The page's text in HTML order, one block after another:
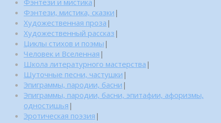
Фэнтези и мистика |
Фэнтези, мистика, сказки |
Художественная проза |
Художественный рассказ |
Циклы стихов и поэмы |
Человек и Вселенная |
Школа литературного мастерства |
Шуточные песни, частушки |
Эпиграммы, пародии, басни |
Эпиграммы, пародии, басни, эпитафии, афоризмы,
одностишья |
Эротическая поэзия |